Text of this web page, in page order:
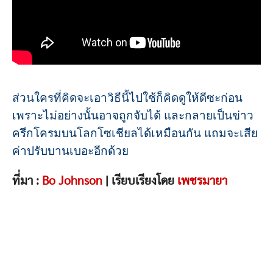
ส่วนใครที่คิดจะเอาวิธีนี้ไปใช้ก็คิดดูให้ดีซะก่อน
เพราะไม่อย่างนั้นอาจถูกจับได้ และกลายเป็นข่าว
ครึกโครมบนโลกโซเชียลได้เหมือนกัน แถมจะเสีย
ค่าปรับบานเบอะอีกด้วย
ที่มา : Bo Johnson | เรียบเรียงโดย เพชรมายา